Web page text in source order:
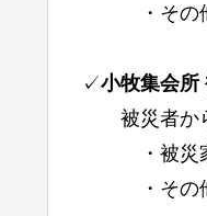
・その
✓小牧集会所
被災者か
・被災家
・その